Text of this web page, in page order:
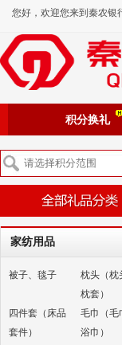
您好，欢迎您来到秦农银
积分换礼
家纺用品
被子、毯子
枕头（枕
枕套）
四件套（床品
套件）
毛巾（毛
浴巾）